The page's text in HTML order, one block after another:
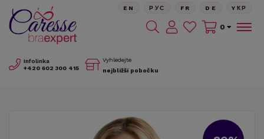
Infolinka
+420 602 300 415
Vyhledejte
nejbližší pobočku
EN РУС FR DE YКР
0